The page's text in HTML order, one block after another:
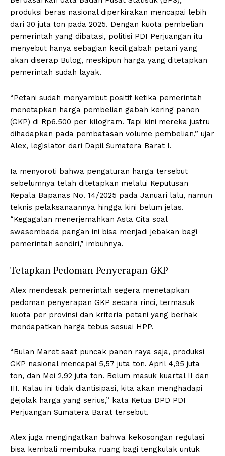
produksi beras nasional diperkirakan mencapai lebih
dari 30 juta ton pada 2025. Dengan kuota pembelian
pemerintah yang dibatasi, politisi PDI Perjuangan itu
menyebut hanya sebagian kecil gabah petani yang
akan diserap Bulog, meskipun harga yang ditetapkan
pemerintah sudah layak.
“Petani sudah menyambut positif ketika pemerintah
menetapkan harga pembelian gabah kering panen
(GKP) di Rp6.500 per kilogram. Tapi kini mereka justru
dihadapkan pada pembatasan volume pembelian,” ujar
Alex, legislator dari Dapil Sumatera Barat I.
Ia menyoroti bahwa pengaturan harga tersebut
sebelumnya telah ditetapkan melalui Keputusan
Kepala Bapanas No. 14/2025 pada Januari lalu, namun
teknis pelaksanaannya hingga kini belum jelas.
“Kegagalan menerjemahkan Asta Cita soal
swasembada pangan ini bisa menjadi jebakan bagi
pemerintah sendiri,” imbuhnya.
Tetapkan Pedoman Penyerapan GKP
Alex mendesak pemerintah segera menetapkan
pedoman penyerapan GKP secara rinci, termasuk
kuota per provinsi dan kriteria petani yang berhak
mendapatkan harga tebus sesuai HPP.
“Bulan Maret saat puncak panen raya saja, produksi
GKP nasional mencapai 5,57 juta ton. April 4,95 juta
ton, dan Mei 2,92 juta ton. Belum masuk kuartal II dan
III. Kalau ini tidak diantisipasi, kita akan menghadapi
gejolak harga yang serius,” kata Ketua DPD PDI
Perjuangan Sumatera Barat tersebut.
Alex juga mengingatkan bahwa kekosongan regulasi
bisa kembali membuka ruang bagi tengkulak untuk